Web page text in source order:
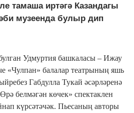
тамаша иртәгә Казандагы
музеенда булыр дип
Удмуртия башкаласы – Ижау
«Чулпан» балалар театрының яшь
Габдулла Тукай әсәрләренә
белмәгән көчек» спектаклен
күрсәтәчәк. Пьесаның авторы